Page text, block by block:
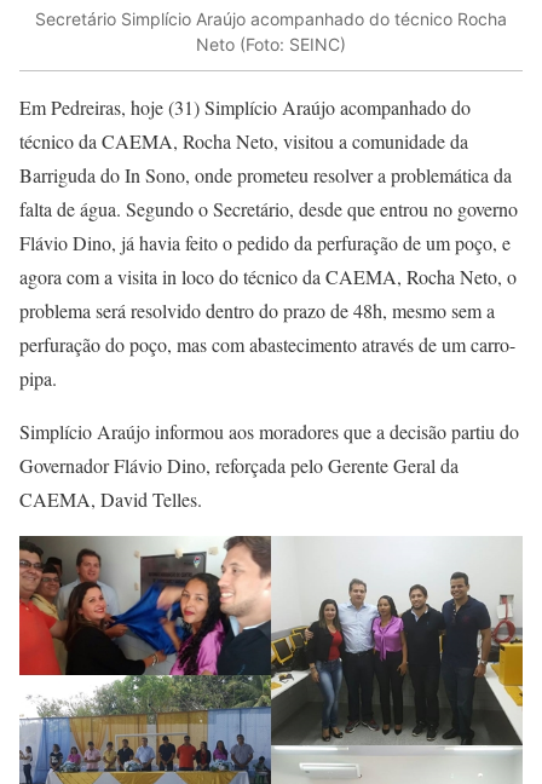
Secretário Simplício Araújo acompanhado do técnico Rocha
Neto (Foto: SEINC)
Em Pedreiras, hoje (31) Simplício Araújo acompanhado do
técnico da CAEMA, Rocha Neto, visitou a comunidade da
Barriguda do In Sono, onde prometeu resolver a problemática da
falta de água. Segundo o Secretário, desde que entrou no governo
Flávio Dino, já havia feito o pedido da perfuração de um poço, e
agora com a visita in loco do técnico da CAEMA, Rocha Neto, o
problema será resolvido dentro do prazo de 48h, mesmo sem a
perfuração do poço, mas com abastecimento através de um carro-
pipa.
Simplício Araújo informou aos moradores que a decisão partiu do
Governador Flávio Dino, reforçada pelo Gerente Geral da
CAEMA, David Telles.